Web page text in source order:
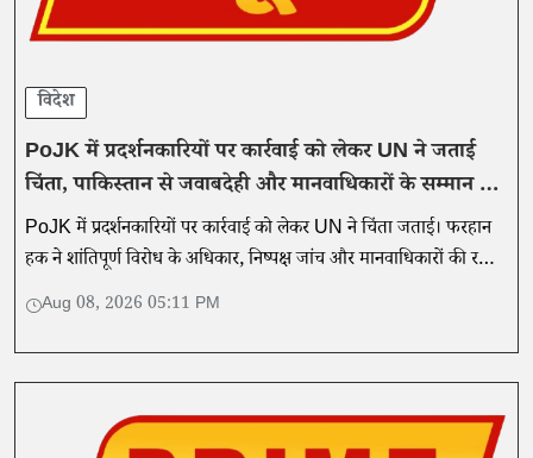
विदेश
PoJK में प्रदर्शनकारियों पर कार्रवाई को लेकर UN ने जताई
चिंता, पाकिस्तान से जवाबदेही और मानवाधिकारों के सम्मान की
मांग
PoJK में प्रदर्शनकारियों पर कार्रवाई को लेकर UN ने चिंता जताई। फरहान
हक ने शांतिपूर्ण विरोध के अधिकार, निष्पक्ष जांच और मानवाधिकारों की रक्षा
के साथ जवाबदेही की मांग की।
Aug 08, 2026 05:11 PM